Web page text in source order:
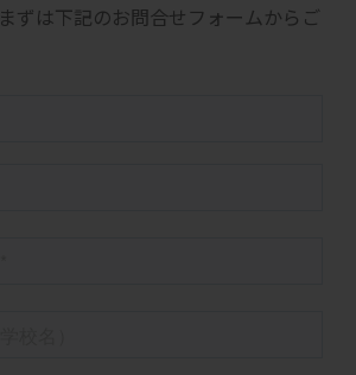
まずは下記のお問合せフォームからご